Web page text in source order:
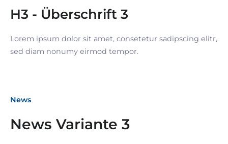
H3 - Überschrift 3
Lorem ipsum dolor sit amet, consetetur sadipscing elitr,
sed diam nonumy eirmod tempor.
News
News Variante 3
04. Dezember 2025